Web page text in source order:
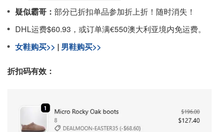
疑似霸哥： 部分已折扣单品参加折上折！随时消失！
DHL运费$60.93，或订单满€550澳大利亚境内免运费。
女鞋购买>> | 男鞋购买>>
折扣码有效：